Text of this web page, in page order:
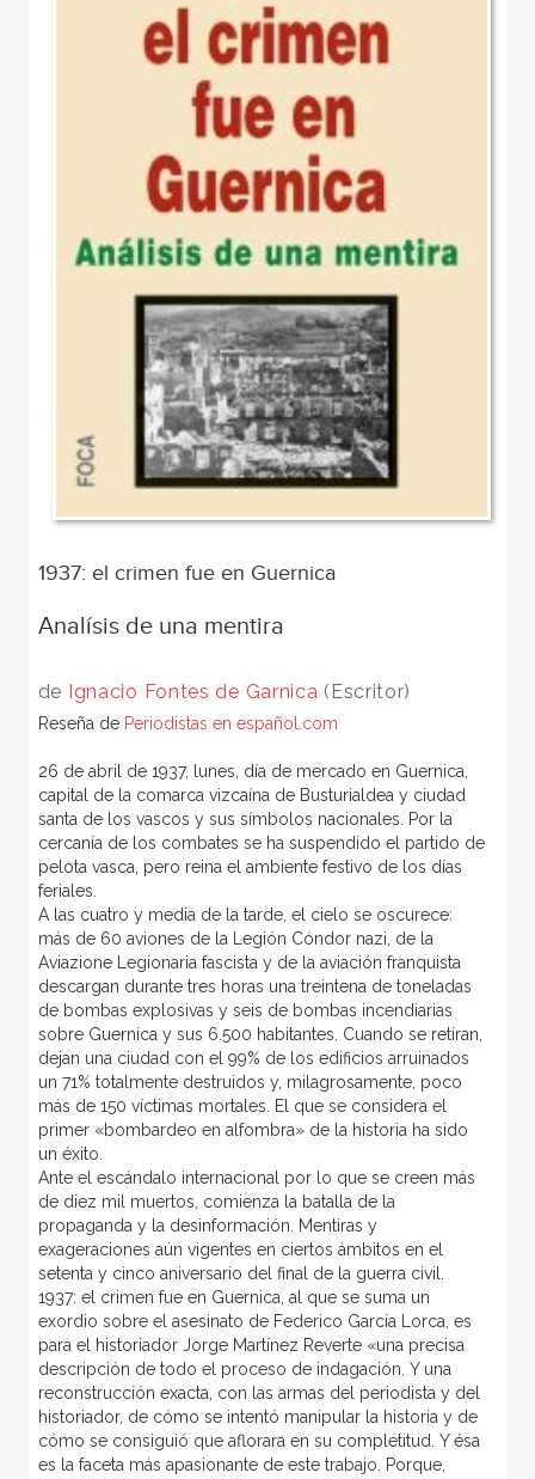
1937: el crimen fue en Guernica
Analísis de una mentira
de Ignacio Fontes de Garnica (Escritor)
Reseña de Periodistas en español.com
26 de abril de 1937, lunes, día de mercado en Guernica,
capital de la comarca vizcaína de Busturialdea y ciudad
santa de los vascos y sus símbolos nacionales. Por la
cercanía de los combates se ha suspendido el partido de
pelota vasca, pero reina el ambiente festivo de los días
feriales.
A las cuatro y media de la tarde, el cielo se oscurece:
más de 60 aviones de la Legión Cóndor nazi, de la
Aviazione Legionaria fascista y de la aviación franquista
descargan durante tres horas una treintena de toneladas
de bombas explosivas y seis de bombas incendiarias
sobre Guernica y sus 6.500 habitantes. Cuando se retiran,
dejan una ciudad con el 99% de los edificios arruinados
un 71% totalmente destruidos y, milagrosamente, poco
más de 150 víctimas mortales. El que se considera el
primer «bombardeo en alfombra» de la historia ha sido
un éxito.
Ante el escándalo internacional por lo que se creen más
de diez mil muertos, comienza la batalla de la
propaganda y la desinformación. Mentiras y
exageraciones aún vigentes en ciertos ámbitos en el
setenta y cinco aniversario del final de la guerra civil.
1937: el crimen fue en Guernica, al que se suma un
exordio sobre el asesinato de Federico García Lorca, es
para el historiador Jorge Martínez Reverte «una precisa
descripción de todo el proceso de indagación. Y una
reconstrucción exacta, con las armas del periodista y del
historiador, de cómo se intentó manipular la historia y de
cómo se consiguió que aflorara en su completitud. Y ésa
es la faceta más apasionante de este trabajo. Porque,